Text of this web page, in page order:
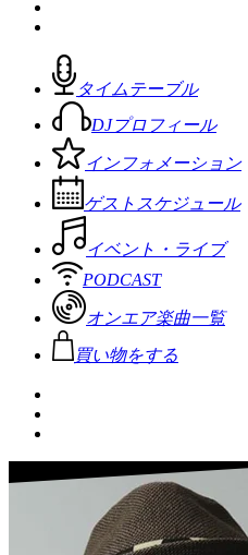
タイムテーブル
DJプロフィール
インフォメーション
ゲストスケジュール
イベント・ライブ
PODCAST
オンエア楽曲一覧
買い物をする